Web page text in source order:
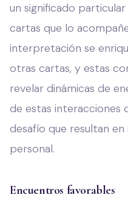
un significado
cartas que lo
interpretación se
otras cartas, y estas
revelar dinámicas de
de estas interacciones
desafío que resultan
personal.
Encuentros favorables